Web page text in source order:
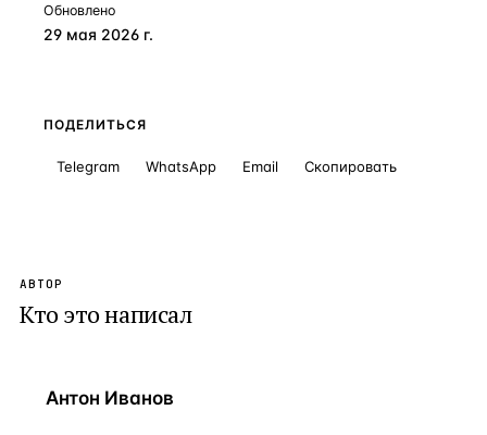
Обновлено
29 мая 2026 г.
ПОДЕЛИТЬСЯ
Telegram WhatsApp Email Скопировать
АВТОР
Кто это написал
Антон Иванов